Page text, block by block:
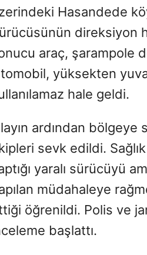
Hasandede
direksiyon
araç, şarampole
yüksekten
hale geldi.
ardından bölgeye
sevk edildi.
yaralı sürücüyü
müdahaleye
öğrenildi. Polis ve
başlattı.